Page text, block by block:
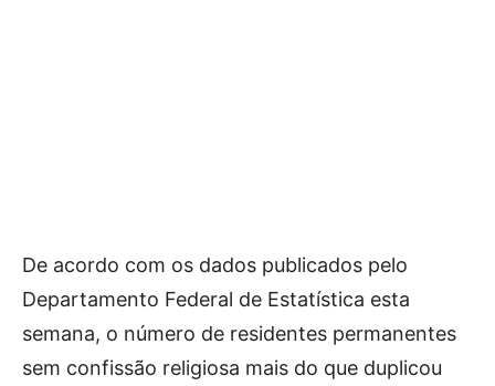
De acordo com os dados publicados pelo
Departamento Federal de Estatística esta
semana, o número de residentes permanentes
sem confissão religiosa mais do que duplicou